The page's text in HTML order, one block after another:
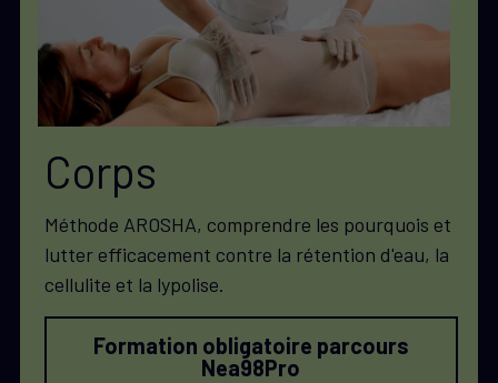
Corps
Méthode AROSHA, comprendre les pourquois et
lutter efficacement contre la rétention d'eau, la
cellulite et la lypolise.
Formation obligatoire parcours
Nea98Pro